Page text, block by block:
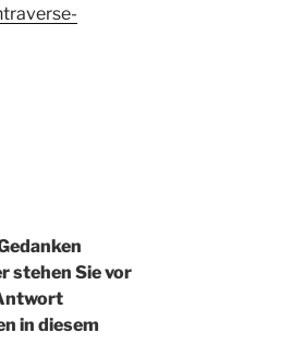
stehen Sie vor
in diesem